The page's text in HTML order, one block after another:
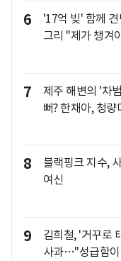
6
'17억 빚' 함께
그리 "제가 챙겨
7
제주 해변의 '차
뻐? 한채아, 청량
8
블랙핑크 지수,
여신
9
김희철, '거꾸로
사과…"성급함